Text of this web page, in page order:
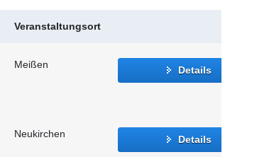
Veranstaltungsort
Meißen Details
Neukirchen Details